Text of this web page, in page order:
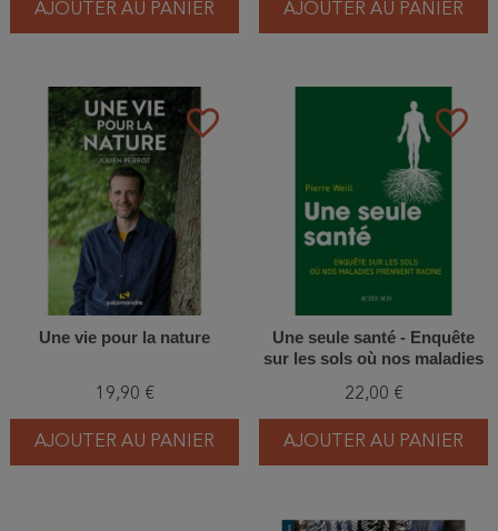
AJOUTER AU PANIER AJOUTER AU PANIER
favorite_border
Une vie pour la nature
19,90 €
AJOUTER AU PANIER
favorite_border
Une seule santé - Enquête
sur les sols où nos maladies
22,00 €
AJOUTER AU PANIER